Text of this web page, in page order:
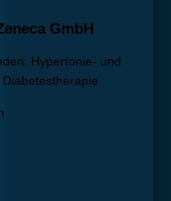
GmbH
Hypertonie- und